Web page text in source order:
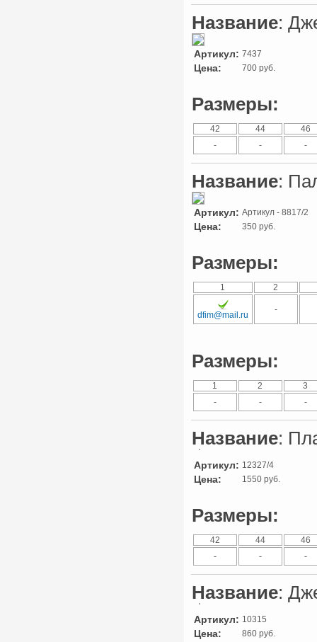
Название:
Артикул: 7437
Цена: 700 руб.
Размеры:
42 44
46
-
- -
Название:
Артикул: Артикул - 8817/2
Цена: 350 руб.
Размеры:
1 2
dfim@mail.ru
-
Размеры:
1 2
3
-
- -
Название:
Артикул: 12327/4
Цена: 1550 руб.
Размеры:
42 44
46
-
- -
Название:
Артикул: 10315
Цена: 860 руб.